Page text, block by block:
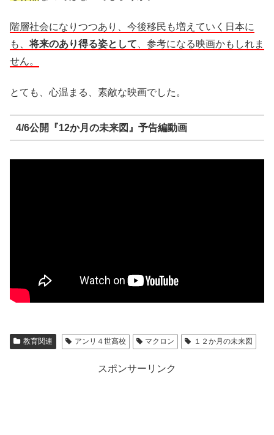
階層社会になりつつあり、今後移民も増えていく日本に
も、将来のあり得る姿として 、参考になる映画かもしれま
せん。
とても、心温まる、素敵な映画でした。
4/6公開『12か月の未来図』予告編動画
教育関連 アンリ４世高校 マクロン １２か月の未来図
スポンサーリンク